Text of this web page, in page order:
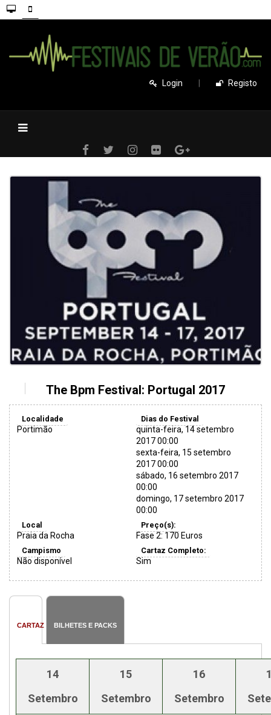
Login Registo
The Bpm Festival: Portugal 2017
Localidade
Portimão
Dias do Festival
quinta-feira, 14 setembro
2017 00:00
sexta-feira, 15 setembro
2017 00:00
sábado, 16 setembro 2017
00:00
domingo, 17 setembro 2017
00:00
Local
Praia da Rocha
Preço(s):
Fase 2: 170 Euros
Campismo
Não disponível
Cartaz Completo:
Sim
CARTAZ BILHETES E PACKS
14
Setembro
15
Setembro
16
Setembro